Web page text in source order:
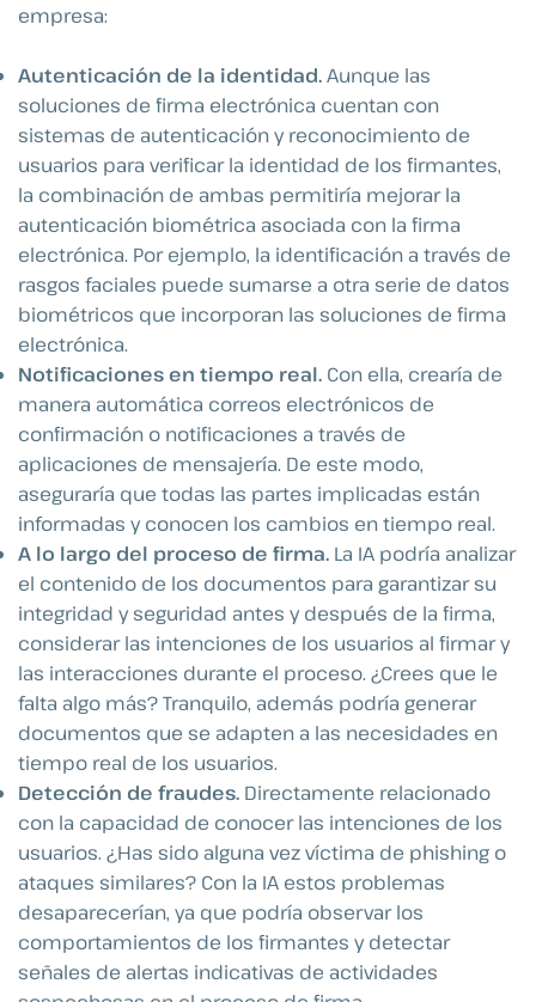
empresa:
Autenticación de la identidad.Aunque las
soluciones de firma electrónica cuentan con
sistemas de autenticación y reconocimiento de
usuarios para verificar la identidad de los firmantes,
la combinación de ambas permitiría mejorar la
autenticación biométrica asociada con la firma
electrónica. Por ejemplo, la identificación a través de
rasgos faciales puede sumarse a otra serie de datos
biométricos que incorporan las soluciones de firma
electrónica.
Notificaciones en tiempo real. Con ella, crearía de
manera automática correos electrónicos de
confirmación o notificaciones a través de
aplicaciones de mensajería. De este modo,
aseguraría que todas las partes implicadas están
informadas y conocen los cambios en tiempo real.
A lo largo del proceso de firma. La IA podría analizar
el contenido de los documentos para garantizar su
integridad y seguridad antes y después de la firma,
considerar las intenciones de los usuarios al firmar y
las interacciones durante el proceso. ¿Crees que le
falta algo más? Tranquilo, además podría generar
documentos que se adapten a las necesidades en
tiempo real de los usuarios.
Detección de fraudes. Directamente relacionado
con la capacidad de conocer las intenciones de los
usuarios. ¿Has sido alguna vez víctima de phishing o
ataques similares? Con la IA estos problemas
desaparecerían, ya que podría observar los
comportamientos de los firmantes y detectar
señales de alertas indicativas de actividades